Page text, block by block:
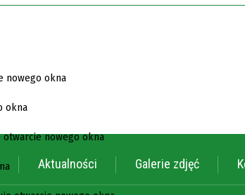
Aktualności Galerie zdjęć